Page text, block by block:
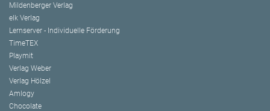
Mildenberger Verlag
elk Verlag
Lernserver - Individuelle Förderung
TimeTEX
Playmit
Verlag Weber
Verlag Hölzel
Amlogy
Chocolate